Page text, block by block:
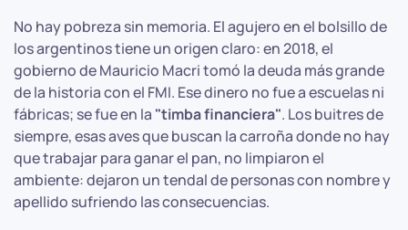
No hay pobreza sin memoria. El agujero en el bolsillo de
los argentinos tiene un origen claro: en 2018, el
gobierno de Mauricio Macri tomó la deuda más grande
de la historia con el FMI. Ese dinero no fue a escuelas ni
fábricas; se fue en la "timba financiera". Los buitres de
siempre, esas aves que buscan la carroña donde no hay
que trabajar para ganar el pan, no limpiaron el
ambiente: dejaron un tendal de personas con nombre y
apellido sufriendo las consecuencias.